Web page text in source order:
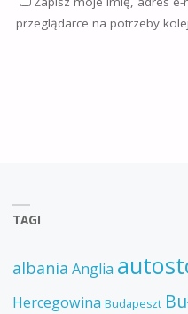
przeglądarce na potrzeby
TAGI
albania Anglia
Hercegowina Budapeszt